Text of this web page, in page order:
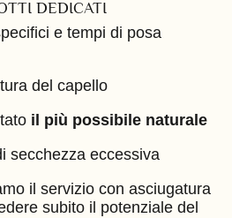
DEDICATI
e tempi di posa
del capello
il più possibile naturale
secchezza eccessiva
il servizio con asciugatura
subito il potenziale del